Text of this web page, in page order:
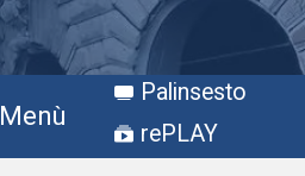
Menù
Palinsesto
rePLAY